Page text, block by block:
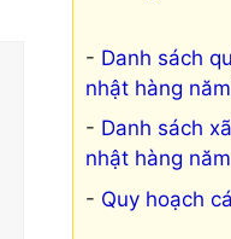
Danh sách
nhật hàng
Danh sách
nhật hàng
Quy hoạch